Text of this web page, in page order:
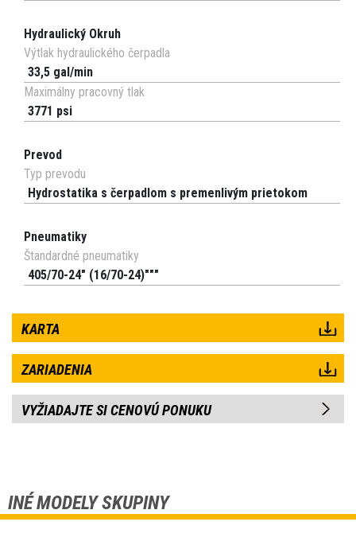
Hydraulický Okruh
Výtlak hydraulického čerpadla
33,5 gal/min
Maximálny pracovný tlak
3771 psi
Prevod
Typ prevodu
Hydrostatika s čerpadlom s premenlivým prietokom
Pneumatiky
Štandardné pneumatiky
405/70-24" (16/70-24)"""
KARTA
ZARIADENIA
VYŽIADAJTE SI CENOVÚ PONUKU
INÉ MODELY SKUPINY